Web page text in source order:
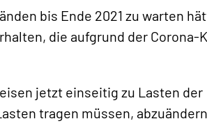
bis Ende 2021 zu warten
die aufgrund der Corona-
jetzt einseitig zu Lasten der
tragen müssen,